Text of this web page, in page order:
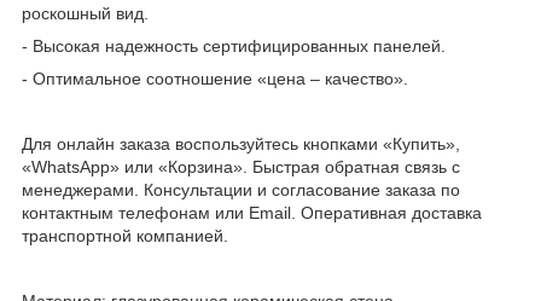
роскошный вид.
- Высокая надежность сертифицированных панелей.
- Оптимальное соотношение «цена – качество».
Для онлайн заказа воспользуйтесь кнопками «Купить»,
«WhatsApp» или «Корзина». Быстрая обратная связь с
менеджерами. Консультации и согласование заказа по
контактным телефонам или Email. Оперативная доставка
транспортной компанией.